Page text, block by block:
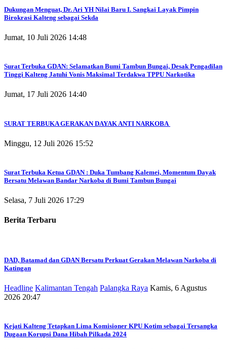
Dukungan Menguat, Dr. Ari YH Nilai Baru I. Sangkai Layak Pimpin
Birokrasi Kalteng sebagai Sekda
Jumat, 10 Juli 2026 14:48
Surat Terbuka GDAN: Selamatkan Bumi Tambun Bungai, Desak Pengadilan
Tinggi Kalteng Jatuhi Vonis Maksimal Terdakwa TPPU Narkotika
Jumat, 17 Juli 2026 14:40
SURAT TERBUKA GERAKAN DAYAK ANTI NARKOBA
Minggu, 12 Juli 2026 15:52
Surat Terbuka Ketua GDAN : Duka Tumbang Kalemei, Momentum Dayak
Bersatu Melawan Bandar Narkoba di Bumi Tambun Bungai
Selasa, 7 Juli 2026 17:29
Berita Terbaru
DAD, Batamad dan GDAN Bersatu Perkuat Gerakan Melawan Narkoba di
Katingan
Headline Kalimantan Tengah Palangka Raya Kamis, 6 Agustus
2026 20:47
Kejati Kalteng Tetapkan Lima Komisioner KPU Kotim sebagai Tersangka
Dugaan Korupsi Dana Hibah Pilkada 2024